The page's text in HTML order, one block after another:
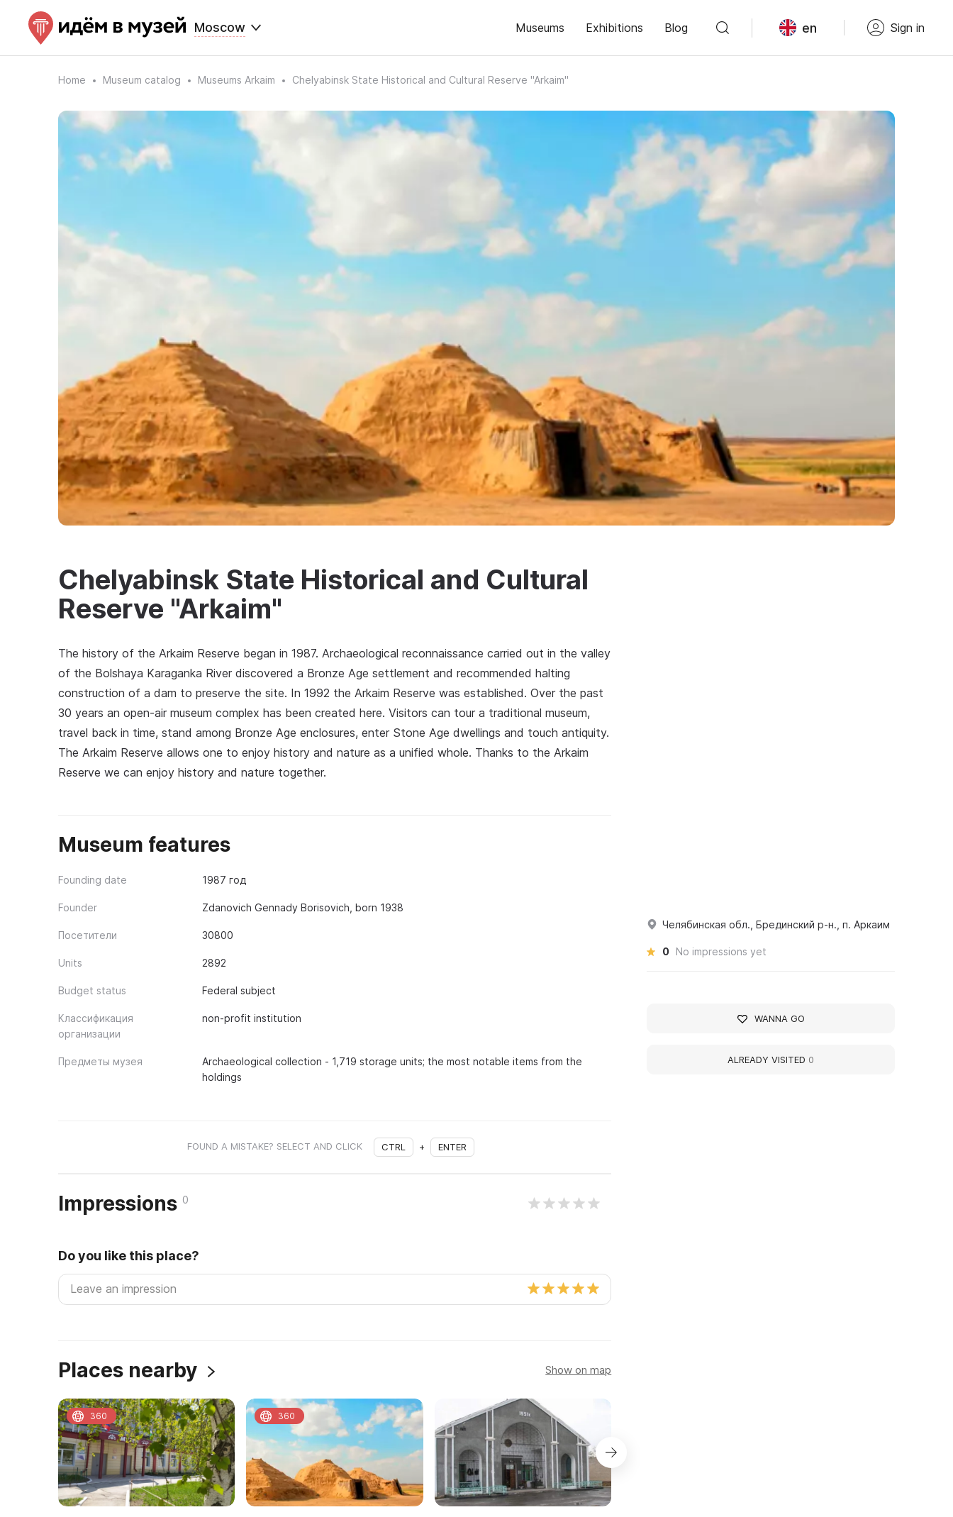
Moscow Museums Exhibitions Blog en Sign in
Home Museum catalog Museums Arkaim Chelyabinsk State Historical and Cultural Reserve "Arkaim"
Chelyabinsk State Historical and Cultural
Reserve "Arkaim"
The history of the Arkaim Reserve began in 1987. Archaeological reconnaissance carried out in the valley
of the Bolshaya Karaganka River discovered a Bronze Age settlement and recommended halting
construction of a dam to preserve the site. In 1992 the Arkaim Reserve was established. Over the past
30 years an open-air museum complex has been created here. Visitors can tour a traditional museum,
travel back in time, stand among Bronze Age enclosures, enter Stone Age dwellings and touch antiquity.
The Arkaim Reserve allows one to enjoy history and nature as a unified whole. Thanks to the Arkaim
Reserve we can enjoy history and nature together.
Museum features
Founding date 1987 год
Founder Zdanovich Gennady Borisovich, born 1938
Посетители 30800
Units 2892
Budget status Federal subject
Классификация
организации
non-profit institution
Предметы музея
Archaeological collection - 1,719 storage units; the most notable items from the
holdings
FOUND A MISTAKE? SELECT AND CLICK CTRL + ENTER
Impressions 0
Do you like this place?
Places nearby Show on map
360 360
Челябинская обл., Брединский р-н., п. Аркаим
0 No impressions yet
WANNA GO
ALREADY VISITED 0